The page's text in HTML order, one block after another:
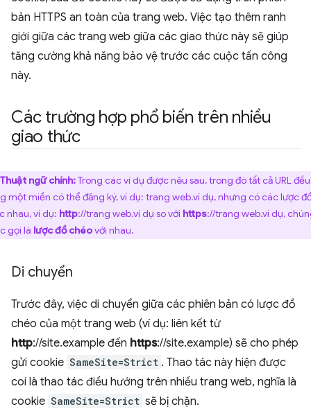
bản HTTPS an toàn của trang web. Việc tạo thêm ranh
giới giữa các trang web giữa các giao thức này sẽ giúp
tăng cường khả năng bảo vệ trước các cuộc tấn công
này.
Các trường hợp phổ biến trên nhiều
giao thức
Thuật ngữ chính:Trong các ví dụ được nêu sau, trong đó tất cả URL
một miền có thể đăng ký, ví dụ: trang web.ví dụ, nhưng có các lược
nhau, ví dụ: http://trang web.ví dụ so với https://trang web.ví dụ,
gọi là lược đồ chéovới nhau.
Di chuyển
Trước đây, việc di chuyển giữa các phiên bản có lược đồ
chéo của một trang web (ví dụ: liên kết từ
http://site.example đến https://site.example) sẽ cho phép
gửi cookie SameSite=Strict . Thao tác này hiện được
coi là thao tác điều hướng trên nhiều trang web, nghĩa là
cookie SameSite=Strict sẽ bị chặn.